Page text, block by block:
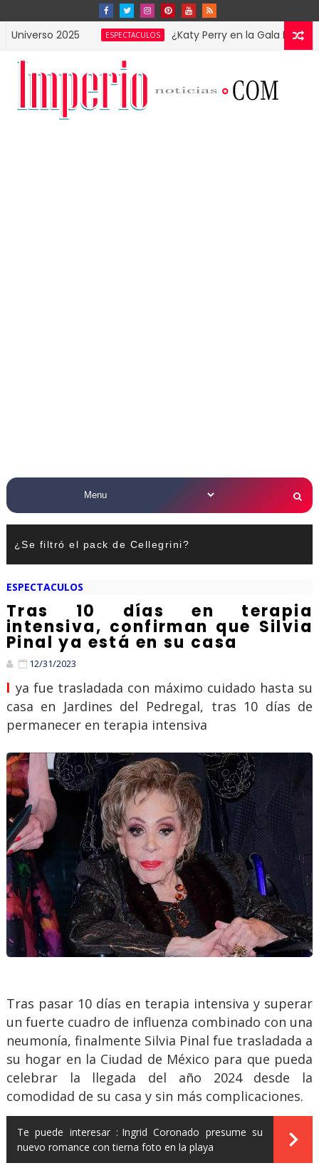
2025 ESPECTACULOS ¿Katy Perry en la Gala MET? Estas
¿Se filtró el pack de Cellegrini?
ESPECTACULOS
Tras 10 días en terapia
intensiva, confirman que Silvia
Pinal ya está en su casa
12/31/2023
l ya fue trasladada con máximo cuidado hasta su
casa en Jardines del Pedregal, tras 10 días de
permanecer en terapia intensiva
Tras pasar 10 días en terapia intensiva y superar
un fuerte cuadro de influenza combinado con una
neumonía, finalmente Silvia Pinal fue trasladada a
su hogar en la Ciudad de México para que pueda
celebrar la llegada del año 2024 desde la
comodidad de su casa y sin más complicaciones.
Te puede interesar : Ingrid Coronado presume su
nuevo romance con tierna foto en la playa